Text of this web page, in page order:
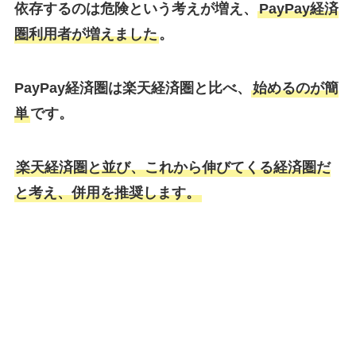
依存するのは危険という考えが増え、 PayPay経済
圏利用者が増えました。
PayPay経済圏は楽天経済圏と比べ、 始めるのが簡
単です。
楽天経済圏と並び、これから伸びてくる経済圏だ
と考え、併用を推奨します。